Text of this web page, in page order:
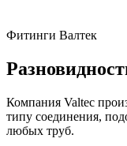
Фитинги Валтек
Компания Valtec
типу соединения,
любых труб.